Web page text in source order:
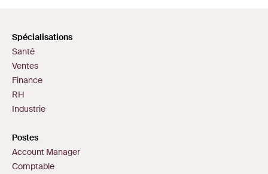
Spécialisations
Santé
Ventes
Finance
RH
Industrie
Postes
Account Manager
Comptable